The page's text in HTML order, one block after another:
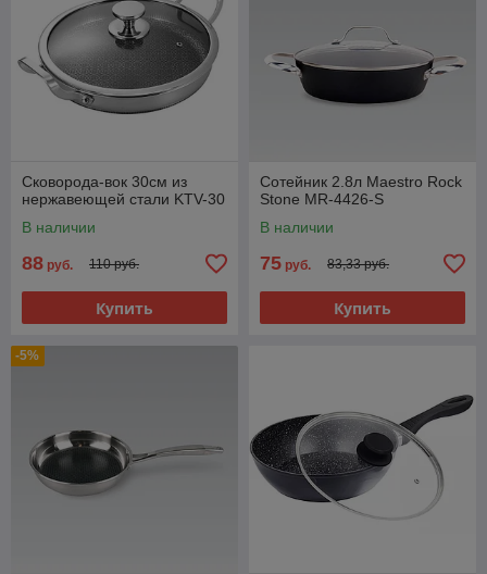
Сковорода-вок 30см из
нержавеющей стали KTV-30
В наличии
88 руб. 110 руб.
Купить
Сотейник 2.8л Maestro Rock
Stone MR-4426-S
В наличии
75 руб. 83,33 руб.
Купить
-5%